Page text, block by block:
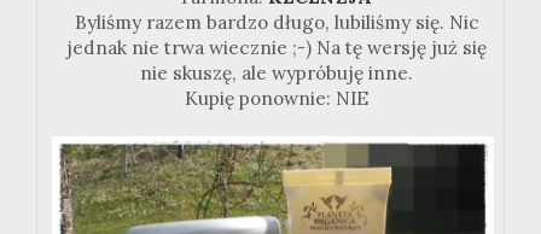
Byliśmy razem bardzo długo, lubiliśmy się. Nic
jednak nie trwa wiecznie ;-) Na tę wersję już się
nie skuszę, ale wypróbuję inne.
Kupię ponownie: NIE